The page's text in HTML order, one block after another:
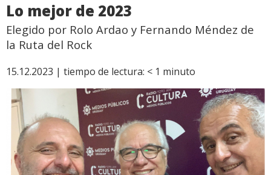
Lo mejor de 2023
Elegido por Rolo Ardao y Fernando Méndez de
la Ruta del Rock
15.12.2023 | tiempo de lectura: < 1 minuto